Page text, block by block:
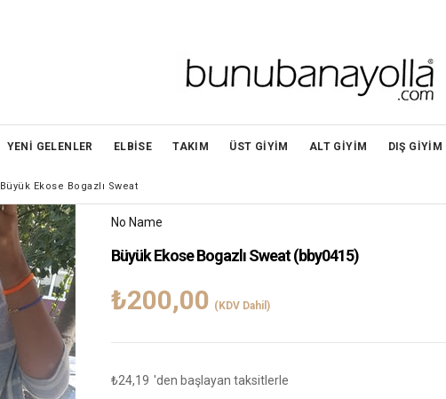
YENİ GELENLER ELBİSE TAKIM ÜST GİYİM ALT GİYİM DIŞ GİYİM
Büyük Ekose Bogazlı Sweat
No Name
Büyük Ekose Bogazlı Sweat(bby0415)
₺200,00 (KDV Dahil)
₺24,19 'den başlayan taksitlerle